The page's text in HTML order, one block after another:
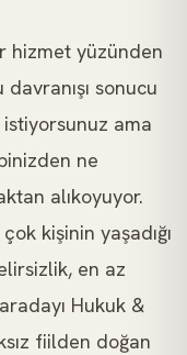
hizmet yüzünden
sonucu
istiyorsunuz ama
ne
alıkoyuyor.
kişinin yaşadığı
en az
Hukuk &
fiilden doğan